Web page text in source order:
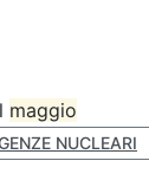
maggio
NUCLEARI